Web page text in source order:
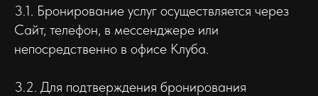
3.1. Бронирование услуг осуществляется через
Сайт, телефон, в мессенджере или
непосредственно в офисе Клуба.
3.2. Для подтверждения бронирования